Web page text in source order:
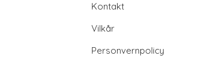
Kontakt
Vilkår
Personvernpolicy